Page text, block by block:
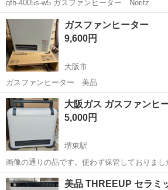
gfh-4005s-w5 ガスファンヒーター Noritz
大阪 大阪市 季節、空
ガスファンヒーター
ガスファンヒーター
9,600円
大阪市
ガスファンヒーター 美品
大阪 大阪市 季節、空調家電 ガス
大阪ガス ガスファンヒ
5,000円
堺東駅
画像の通りの品です。使わず保管しておりまし
としてご理解ぐさい。
大阪 大阪市 堺東駅
美品 THREEUP セラミ